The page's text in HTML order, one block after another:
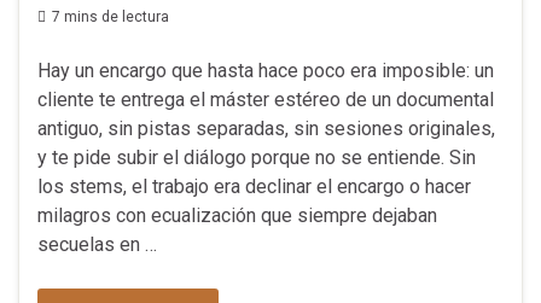
7 mins de lectura
Hay un encargo que hasta hace poco era imposible: un
cliente te entrega el máster estéreo de un documental
antiguo, sin pistas separadas, sin sesiones originales,
y te pide subir el diálogo porque no se entiende. Sin
los stems, el trabajo era declinar el encargo o hacer
milagros con ecualización que siempre dejaban
secuelas en …